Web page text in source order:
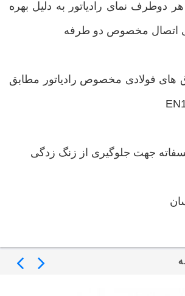
هر دوطرف نمای رادیاتور به دلیل بهره
اتصال مخصوص دو طرفه
های فولادی مخصوص رادیاتور مطابق
جهت جلوگیری از زنگ زدگی